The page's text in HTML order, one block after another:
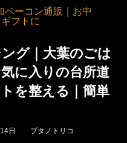
グ｜大葉のごは
に入りの台所道
を整える｜簡単
日 ブタノトリコ